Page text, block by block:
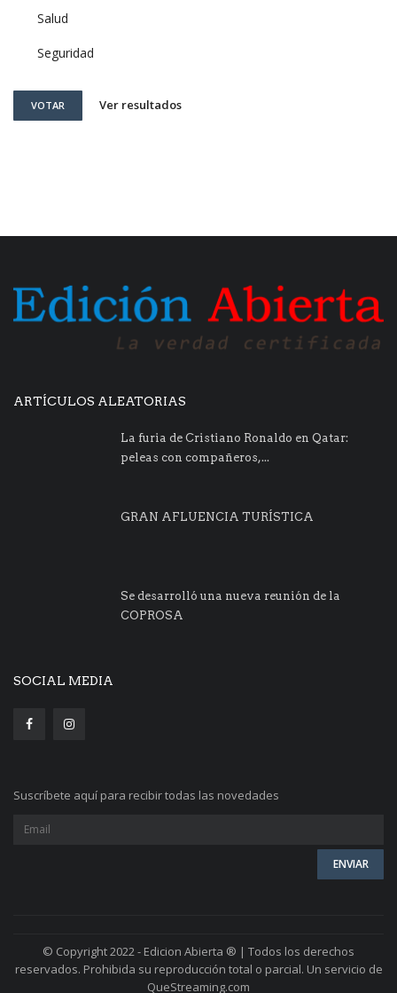
Salud
Seguridad
VOTAR Ver resultados
ARTÍCULOS ALEATORIAS
La furia de Cristiano Ronaldo en Qatar:
peleas con compañeros,...
GRAN AFLUENCIA TURÍSTICA
Se desarrolló una nueva reunión de la
COPROSA
SOCIAL MEDIA
Suscríbete aquí para recibir todas las novedades
© Copyright 2022 - Edicion Abierta ® | Todos los derechos
reservados. Prohibida su reproducción total o parcial. Un servicio de
QueStreaming.com